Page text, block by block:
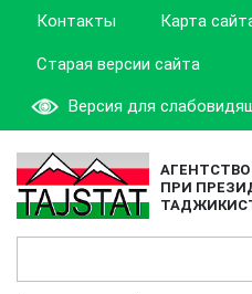
Контакты Карта
Старая версии сайта
Версия для
ПРИ